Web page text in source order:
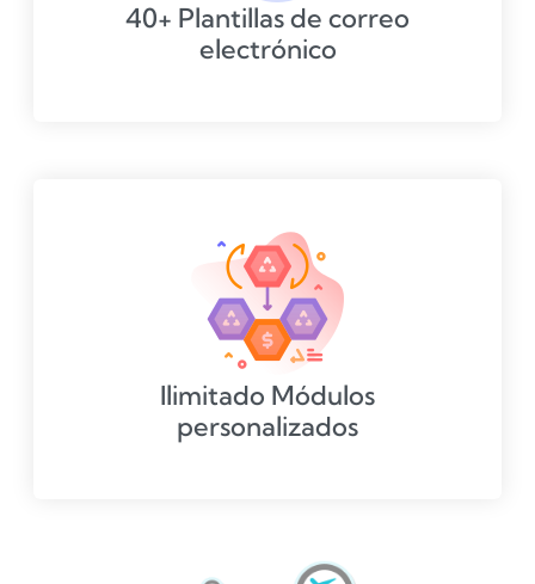
40+ Plantillas de correo
electrónico
Ilimitado Módulos
personalizados